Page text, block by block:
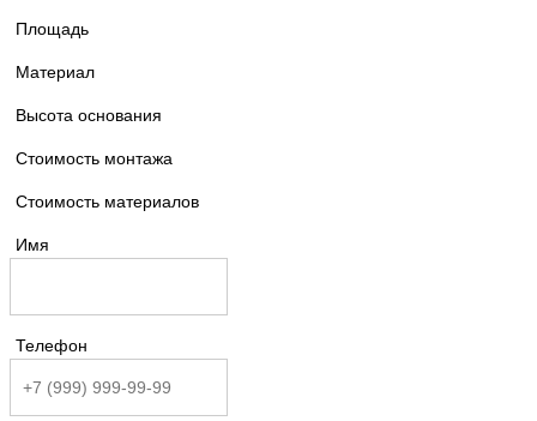
Площадь
Материал
Высота основания
Стоимость монтажа
Стоимость материалов
Имя
Телефон